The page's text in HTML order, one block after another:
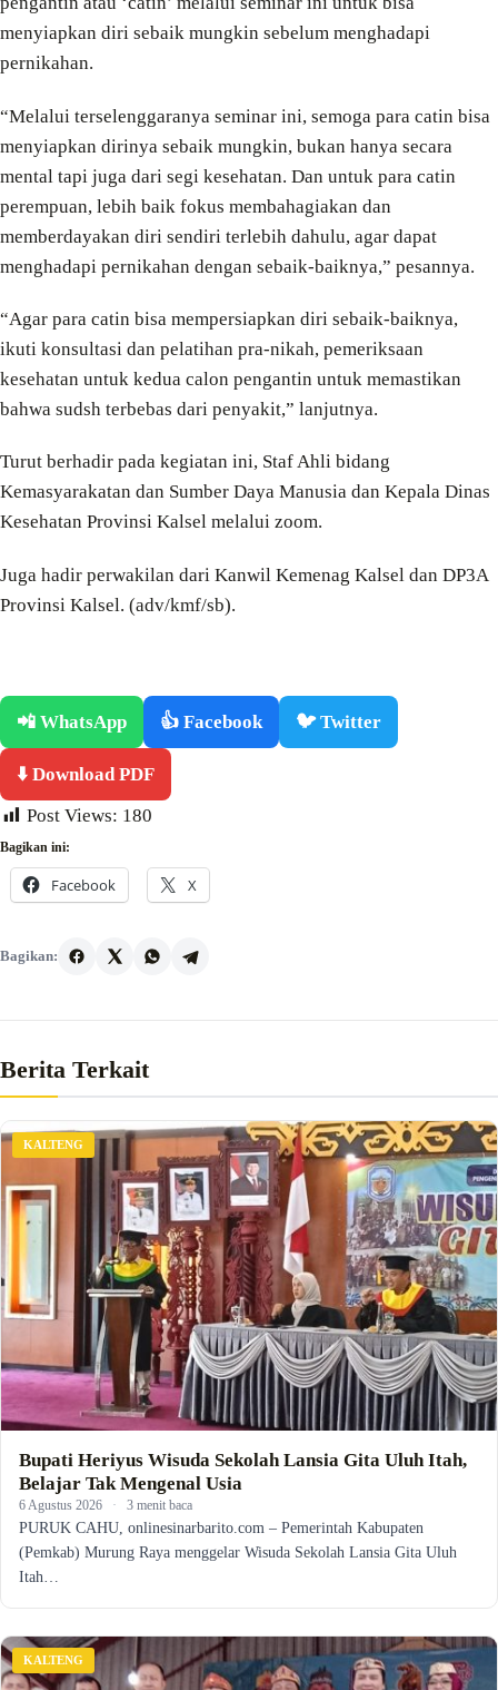
menyiapkan diri sebaik mungkin sebelum menghadapi
pernikahan.
“Melalui terselenggaranya seminar ini, semoga para catin bisa
menyiapkan dirinya sebaik mungkin, bukan hanya secara
mental tapi juga dari segi kesehatan. Dan untuk para catin
perempuan, lebih baik fokus membahagiakan dan
memberdayakan diri sendiri terlebih dahulu, agar dapat
menghadapi pernikahan dengan sebaik-baiknya,” pesannya.
“Agar para catin bisa mempersiapkan diri sebaik-baiknya,
ikuti konsultasi dan pelatihan pra-nikah, pemeriksaan
kesehatan untuk kedua calon pengantin untuk memastikan
bahwa sudsh terbebas dari penyakit,” lanjutnya.
Turut berhadir pada kegiatan ini, Staf Ahli bidang
Kemasyarakatan dan Sumber Daya Manusia dan Kepala Dinas
Kesehatan Provinsi Kalsel melalui zoom.
Juga hadir perwakilan dari Kanwil Kemenag Kalsel dan DP3A
Provinsi Kalsel. (adv/kmf/sb).
📲 WhatsApp 👍 Facebook 🐦 Twitter
⬇️ Download PDF
Post Views: 180
Bagikan ini:
Facebook X
Bagikan:
Berita Terkait
KALTENG
Bupati Heriyus Wisuda Sekolah Lansia Gita Uluh Itah,
Belajar Tak Mengenal Usia
6 Agustus 2026 · 3 menit baca
PURUK CAHU, onlinesinarbarito.com – Pemerintah Kabupaten
(Pemkab) Murung Raya menggelar Wisuda Sekolah Lansia Gita Uluh
Itah…
KALTENG